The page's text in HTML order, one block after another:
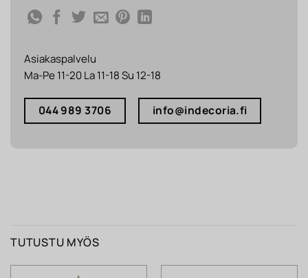
Asiakaspalvelu
Ma-Pe 11-20 La 11-18 Su 12-18
044 989 3706 info@indecoria.fi
TUTUSTU MYÖS